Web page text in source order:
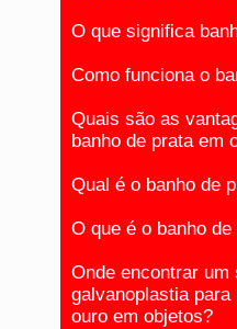
O que significa
Como funciona o
Quais são as
banho de prata em
Qual é o banho de
O que é o banho de
Onde encontrar um
galvanoplastia
ouro em objetos?